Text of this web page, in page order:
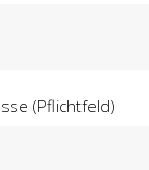
(Pflichtfeld)